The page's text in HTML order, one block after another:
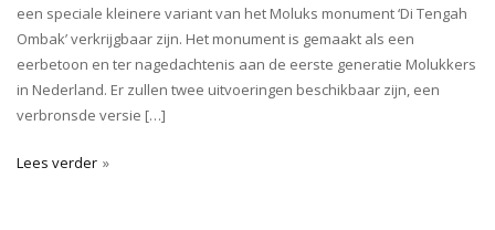
een speciale kleinere variant van het Moluks monument ‘Di Tengah
Ombak’ verkrijgbaar zijn. Het monument is gemaakt als een
eerbetoon en ter nagedachtenis aan de eerste generatie Molukkers
in Nederland. Er zullen twee uitvoeringen beschikbaar zijn, een
verbronsde versie […]
Lees verder